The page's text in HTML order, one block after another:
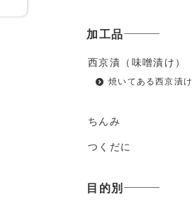
加工品
西京漬（味噌漬け）
焼いてある西京漬け
ちんみ
つくだに
目的別